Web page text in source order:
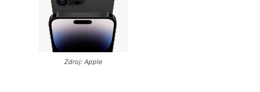
Zdroj: Apple